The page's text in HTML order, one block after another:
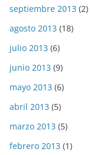
septiembre 2013 (2)
agosto 2013 (18)
julio 2013 (6)
junio 2013 (9)
mayo 2013 (6)
abril 2013 (5)
marzo 2013 (5)
febrero 2013 (1)